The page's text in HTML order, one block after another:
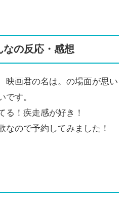
なの反応・感想
映画君の名は。の場面が思い
です。
る！疾走感が好き！
なので予約してみました！